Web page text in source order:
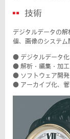
技術
デジタルデータの
値、画像のシステム
● デジタルデータ化
● 解析・編集・加
● ソフトウェア開発
● アーカイブ化、